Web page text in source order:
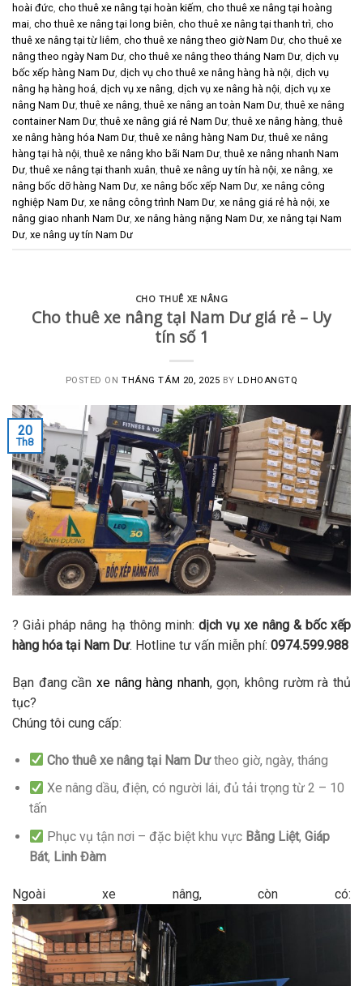
hoài đức cho thuê xe nâng tại hoàn kiếm cho thuê xe nâng tại hoàng
mai cho thuê xe nâng tại long biên cho thuê xe nâng tại thanh trì cho
thuê xe nâng tại từ liêm cho thuê xe nâng theo giờ Nam Dư cho thuê xe
nâng theo ngày Nam Dư cho thuê xe nâng theo tháng Nam Dư dịch vụ
bốc xếp hàng Nam Dư dịch vụ cho thuê xe nâng hàng hà nội dịch vụ
nâng hạ hàng hoá dịch vụ xe nâng dịch vụ xe nâng hà nội dịch vụ xe
nâng Nam Dư ,thuê xe nâng ,thuê xe nâng an toàn Nam Dư ,thuê xe nâng
container Nam Dư ,thuê xe nâng giá rẻ Nam Dư ,thuê xe nâng hàng ,thuê
xe nâng hàng hóa Nam Dư ,thuê xe nâng hàng Nam Dư ,thuê xe nâng
hàng tại hà nội ,thuê xe nâng kho bãi Nam Dư ,thuê xe nâng nhanh Nam
Dư ,thuê xe nâng tại thanh xuân ,thuê xe nâng uy tín hà nội xe nâng xe
nâng bốc dỡ hàng Nam Dư xe nâng bốc xếp Nam Dư xe nâng công
nghiệp Nam Dư xe nâng công trình Nam Dư xe nâng giá rẻ hà nội xe
nâng giao nhanh Nam Dư xe nâng hàng nặng Nam Dư xe nâng tại Nam
Dư xe nâng uy tín Nam Dư
CHO THUÊ XE NÂNG
Cho thuê xe nâng tại Nam Dư giá rẻ – Uy
tín số 1
POSTED ONTHÁNG TÁM 20, 2025 BYLDHOANGTQ
20
Th8
? Giải pháp nâng hạ thông minh:dịch vụ xe nâng & bốc xếp
hàng hóa tại Nam Dư. Hotline tư vấn miễn phí: 0974.599.988
Bạn đang cần xe nâng hàng nhanh, gọn, không rườm rà thủ
tục?
Chúng tôi cung cấp:
Cho thuê xe nâng tại Nam Dưtheo giờ, ngày, tháng
Xe nâng dầu, điện, có người lái, đủ tải trọng từ 2 – 10
tấn
Phục vụ tận nơi – đặc biệt khu vực Bằng Liệt,Giáp
Bát, Linh Đàm
Ngoài xe nâng, còn có: